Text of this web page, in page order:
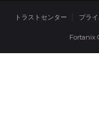
トラストセンター プラ
Fortanix